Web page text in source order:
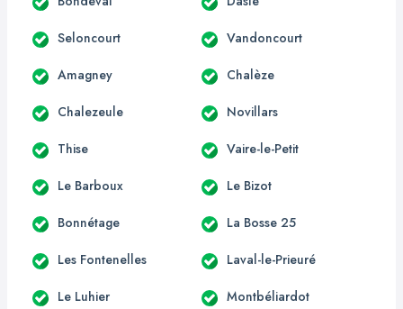
Seloncourt Vandoncourt
Amagney Chalèze
Chalezeule Novillars
Thise Vaire-le-Petit
Le Barboux Le Bizot
Bonnétage La Bosse 25
Les Fontenelles Laval-le-Prieuré
Le Luhier Montbéliardot